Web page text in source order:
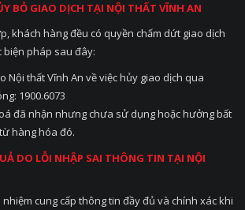
BỎ GIAO DỊCH TẠI NỘI THẤT VĨNH AN
khách hàng đều có quyền chấm dứt giao dịch
biện pháp sau đây:
Nội thất Vĩnh An về việc hủy giao dịch qua
1900.6073
đã nhận nhưng chưa sử dụng hoặc hưởng bất
hàng hóa đó.
DO LỖI NHẬP SAI THÔNG TIN TẠI NỘI
cung cấp thông tin đầy đủ và chính xác khi